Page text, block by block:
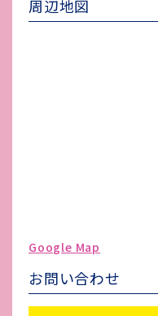
鍵交換費
周辺地図
Google Map
お問い合わせ